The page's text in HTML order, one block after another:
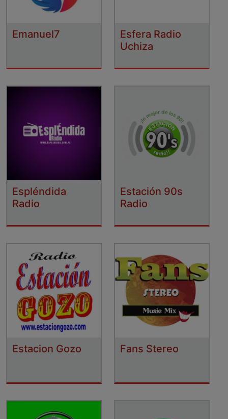
Emanuel7
Esfera Radio
Uchiza
Espléndida
Radio
Estación 90s
Radio
Estacion Gozo Fans Stereo